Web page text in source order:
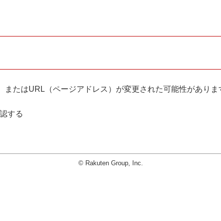
たはURL（ページアドレス）が変更された可能性がありま
する
© Rakuten Group, Inc.